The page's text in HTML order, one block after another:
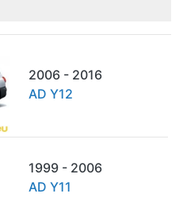
2006 - 2016
AD Y12
1999 - 2006
AD Y11